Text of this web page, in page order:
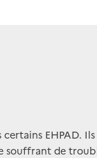
certains EHPAD.
souffrant de